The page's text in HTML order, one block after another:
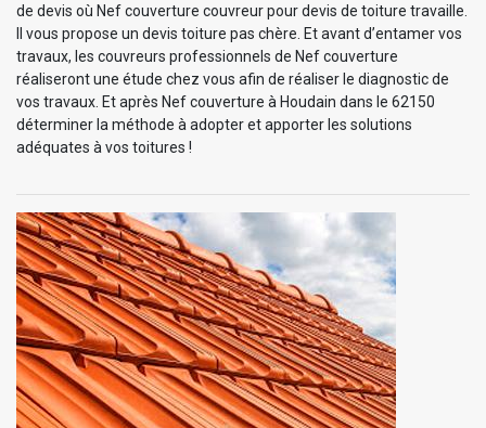
de devis où Nef couverture couvreur pour devis de toiture travaille.
Il vous propose un devis toiture pas chère. Et avant d’entamer vos
travaux, les couvreurs professionnels de Nef couverture
réaliseront une étude chez vous afin de réaliser le diagnostic de
vos travaux. Et après Nef couverture à Houdain dans le 62150
déterminer la méthode à adopter et apporter les solutions
adéquates à vos toitures !